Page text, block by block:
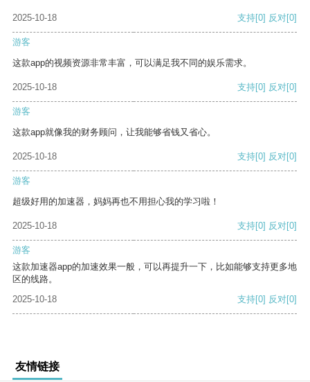
2025-10-18 支持[0] 反对[0]
游客
这款app的视频资源非常丰富，可以满足我不同的娱乐需求。
2025-10-18 支持[0] 反对[0]
游客
这款app就像我的财务顾问，让我能够省钱又省心。
2025-10-18 支持[0] 反对[0]
游客
超级好用的加速器，妈妈再也不用担心我的学习啦！
2025-10-18 支持[0] 反对[0]
游客
这款加速器app的加速效果一般，可以再提升一下，比如能够支持更多地
区的线路。
2025-10-18
支持[0] 反对[0]
友情链接